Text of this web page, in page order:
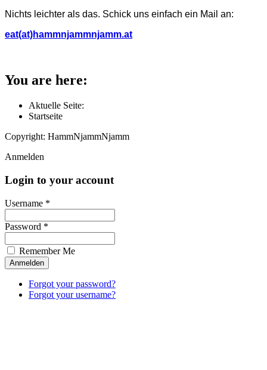
Nichts leichter als das. Schick uns einfach ein Mail an:
eat(at)hammnjammnjamm.at
You are here:
Aktuelle Seite:
Startseite
Copyright: HammNjammNjamm
Anmelden
Login to your account
Username *
Password *
Remember Me
Forgot your password?
Forgot your username?